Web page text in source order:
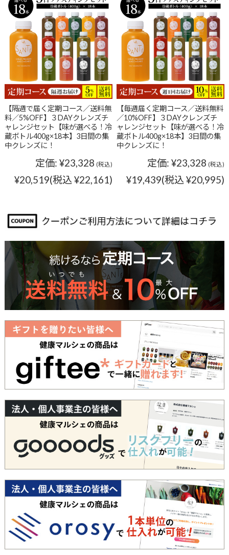
【隔週で届く定期コース／送料無
料／5%OFF】３DAYクレンズチ
ャレンジセット【味が選べる！冷
蔵ボトル400g×18本】3日間の集
中クレンズに！
定価: ¥23,328 (税込)
¥20,519(税込 ¥22,161)
【毎週届く定期コース／送料無料
／10%OFF】３DAYクレンズチ
ャレンジセット【味が選べる！冷
蔵ボトル400g×18本】3日間の集
中クレンズに！
定価: ¥23,328 (税込)
¥19,439(税込 ¥20,995)